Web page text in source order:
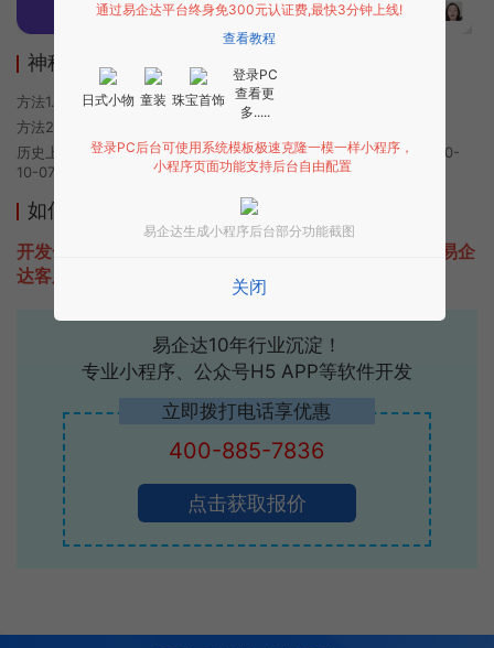
神秘福利小程序使用方法
方法1. 使用微信扫描本页面上方二维码进入神秘福利的小程序
方法2. 在微信中搜索“神秘福利”即可进入小程序
历史上的今时小程序由神秘福利团队开发，易企达小程序商店于2020-
10-07 00:41发布
如何开发类似神秘福利的小程序
开发一款类似神秘福利的小程序不难，只需要咨询本站易企
达客服即可为您定制开发，免费提供报价。
易企达10年行业沉淀！
专业小程序、公众号H5 APP等软件开发
立即拨打电话享优惠
400-885-7836
点击获取报价
通过易企达平台终身免300元认证费,最快3分钟上线!
查看教程
日式小物 童装 珠宝首饰
登录PC
查看更
多.....
登录PC后台可使用系统模板极速克隆一模一样小程序，
小程序页面功能支持后台自由配置
易企达生成小程序后台部分功能截图
关闭